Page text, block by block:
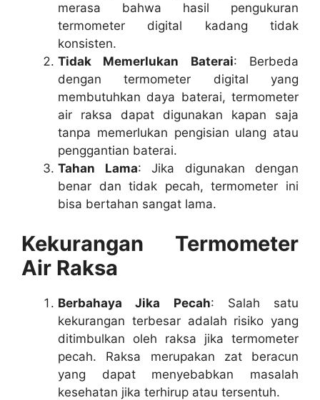
merasa bahwa hasil pengukuran
termometer digital kadang tidak
konsisten.
Tidak Memerlukan Baterai: Berbeda
dengan termometer digital yang
membutuhkan daya baterai, termometer
air raksa dapat digunakan kapan saja
tanpa memerlukan pengisian ulang atau
penggantian baterai.
Tahan Lama: Jika digunakan dengan
benar dan tidak pecah, termometer ini
bisa bertahan sangat lama.
Kekurangan Termometer
Air Raksa
Berbahaya Jika Pecah: Salah satu
kekurangan terbesar adalah risiko yang
ditimbulkan oleh raksa jika termometer
pecah. Raksa merupakan zat beracun
yang dapat menyebabkan masalah
kesehatan jika terhirup atau tersentuh.